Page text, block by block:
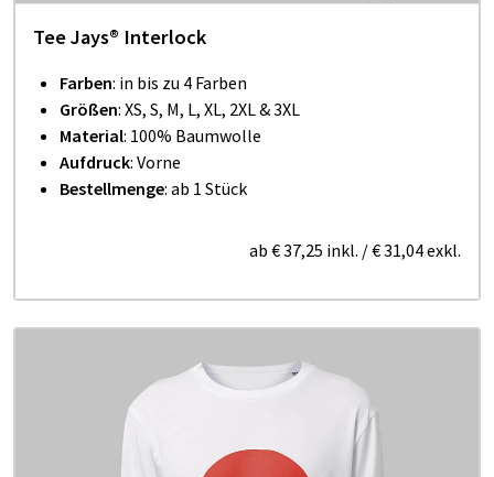
Tee Jays® Interlock
Farben: in bis zu 4 Farben
Größen: XS, S, M, L, XL, 2XL & 3XL
Material: 100% Baumwolle
Aufdruck: Vorne
Bestellmenge: ab 1 Stück
ab € 37,25 inkl. /€ 31,04exkl.